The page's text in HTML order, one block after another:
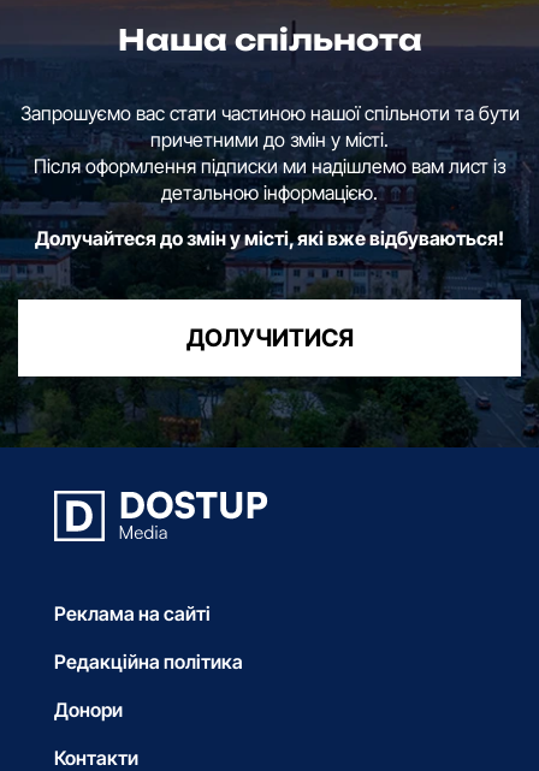
Наша спільнота
Запрошуємо вас стати частиною нашої спільноти та бути
причетними до змін у місті.
Після оформлення підписки ми надішлемо вам лист із
детальною інформацією.
Долучайтеся до змін у місті, які вже відбуваються!
ДОЛУЧИТИСЯ
Реклама на сайті
Редакційна політика
Донори
Контакти